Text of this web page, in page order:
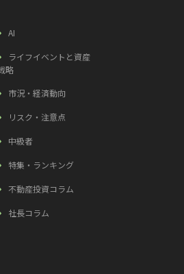
AI
ライフイベントと資産
略
市況・経済動向
リスク・注意点
中級者
特集・ランキング
不動産投資コラム
社長コラム